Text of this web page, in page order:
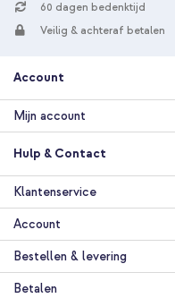
60 dagen bedenktijd
Veilig & achteraf betalen
Account
Mijn account
Hulp & Contact
Klantenservice
Account
Bestellen & levering
Betalen